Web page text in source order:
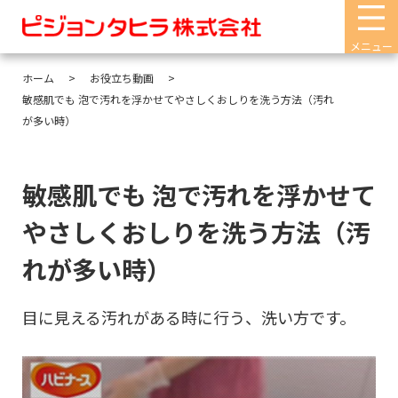
メニュー
ホーム
お役立ち動画
敏感肌でも 泡で汚れを浮かせてやさしくおしりを洗う方法（汚れ
が多い時）
敏感肌でも 泡で汚れを浮かせて
やさしくおしりを洗う方法（汚
れが多い時）
目に見える汚れがある時に行う、洗い方です。